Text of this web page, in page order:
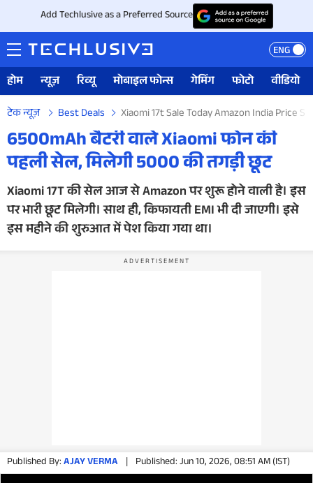
Add Techlusive as a Preferred Source
ENG
होम न्यूज़ रिव्यू मोबाइल फोन्स गेमिंग फोटो वीडियो
टेक न्यूज़ Best Deals Xiaomi 17t Sale Today Amazon India Price
6500mAh बैटरी वाले Xiaomi फोन की
पहली सेल, मिलेगी 5000 की तगड़ी छूट
Xiaomi 17T की सेल आज से Amazon पर शुरू होने वाली है। इस
पर भारी छूट मिलेगी। साथ ही, किफायती EMI भी दी जाएगी। इसे
इस महीने की शुरुआत में पेश किया गया था।
Published By:AJAY VERMA | Published: Jun 10, 2026, 08:51 AM (IST)